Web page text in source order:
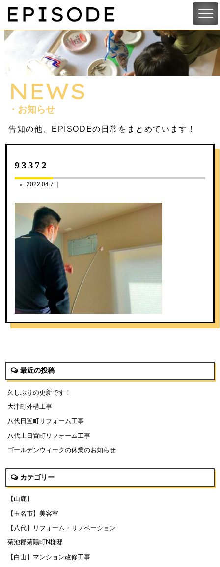
NEWS
・お知らせ
告知の他、EPISODEの日常をまとめています！
93372
2022.04.7 ｜
最近の投稿
久しぶりの更新です！
大津町外構工事
八代日置町リフォーム工事
八代上日置町リフォーム工事
ゴールデンウィークの休業のお知らせ
カテゴリー
【山鹿】
【玉名市】美容室
【八代】リフォーム・リノベーション
菊池郡菊陽町N様邸
【白山】マンション改修工事